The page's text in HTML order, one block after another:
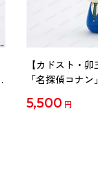
【カドスト・
「名探偵コナ
5,500 円